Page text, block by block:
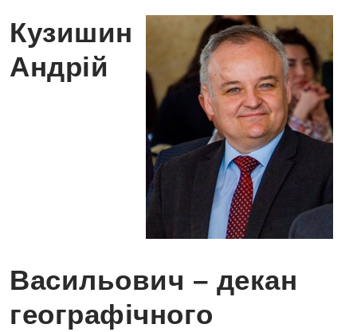
Кузишин
Андрій
Васильович – декан
географічного